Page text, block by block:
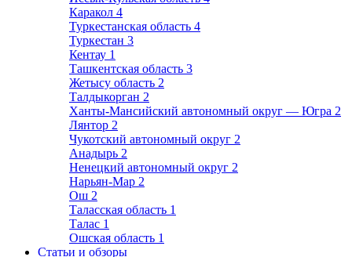
Каракол 4
Туркестанская область 4
Туркестан 3
Кентау 1
Ташкентская область 3
Жетысу область 2
Талдыкорган 2
Ханты-Мансийский автономный округ — Югра 2
Лянтор 2
Чукотский автономный округ 2
Анадырь 2
Ненецкий автономный округ 2
Нарьян-Мар 2
Ош 2
Таласская область 1
Талас 1
Ошская область 1
Статьи и обзоры